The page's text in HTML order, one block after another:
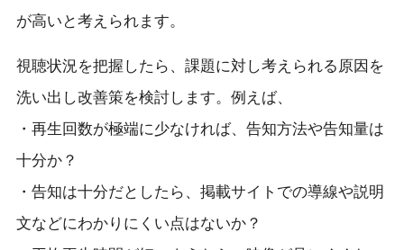
が高いと考えられます。
視聴状況を把握したら、課題に対し考えられる原因を
洗い出し改善策を検討します。例えば、
・再生回数が極端に少なければ、告知方法や告知量は
十分か？
・告知は十分だとしたら、掲載サイトでの導線や説明
文などにわかりにくい点はないか？